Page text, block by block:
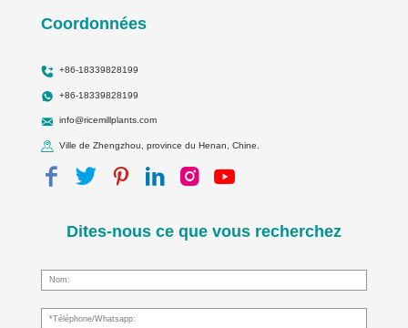
Coordonnées
+86-18339828199
+86-18339828199
info@ricemillplants.com
Ville de Zhengzhou, province du Henan, Chine.
Dites-nous ce que vous recherchez